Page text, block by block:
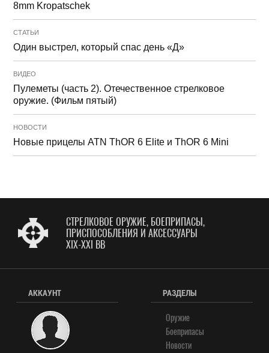
8mm Kropatschek
СТАТЬИ
Один выстрел, который спас день «Д»
ВИДЕО
Пулеметы (часть 2). Отечественное стрелковое
оружие. (Фильм пятый)
НОВОСТИ
Новые прицелы ATN ThOR 6 Elite и ThOR 6 Mini
СТРЕЛКОВОЕ ОРУЖИЕ, БОЕПРИПАСЫ,
ПРИСПОСОБЛЕНИЯ И АКСЕССУАРЫ
XIX-XXI ВВ
АККАУНТ РАЗДЕЛЫ
Оружие
Боеприпасы
Новости